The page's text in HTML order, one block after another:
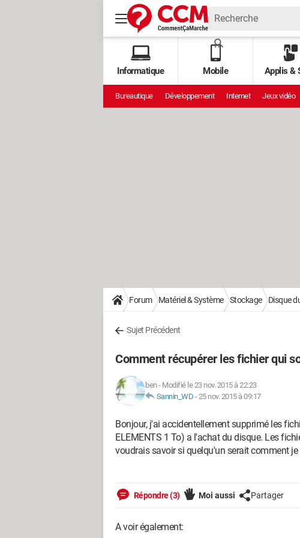
Informatique Mobile Applis &
Bureautique Développement Internet Jeux vidéo
Forum Matériel & Système Stockage Disque
Sujet Précédent
Comment récupérer les fichier qui
ben- Modifié le 23 nov. 2015 à 22:23
Sannin_WD -25 nov. 2015 à 09:17
Bonjour, j'ai accidentellement supprimé les
ELEMENTS 1 To) a l'achat du disque. Les
voudrais savoir si quelqu'un serait comment
Répondre (3) Moi aussi Partager
A voir également: